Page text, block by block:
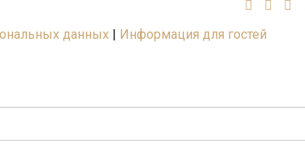
данных | Информация для гостей